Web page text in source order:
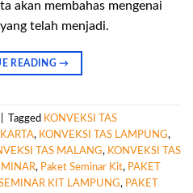
akan membahas mengenai
telah menjadi.
READING→
Tagged KONVEKSI TAS
, KONVEKSI TAS LAMPUNG,
TAS MALANG, KONVEKSI TAS
, Paket Seminar Kit, PAKET
KIT LAMPUNG, PAKET